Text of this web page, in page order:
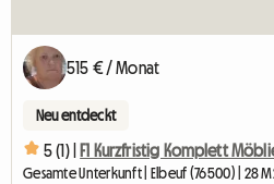
515 € / Monat
Neu entdeckt
5 (1) | F1 Kurzfristig Komplett
Gesamte Unterkunft | Elbeuf (76500) | 28